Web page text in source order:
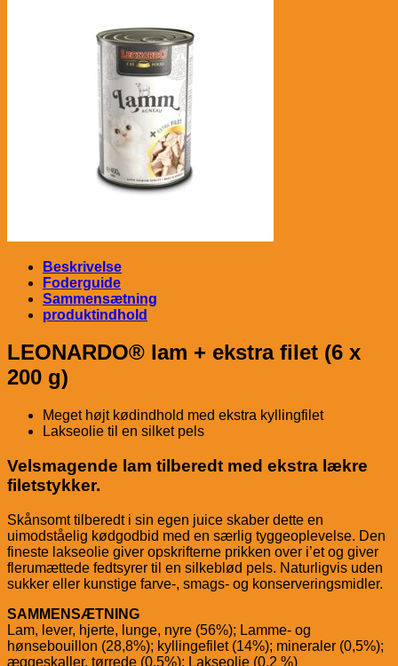
Beskrivelse
Foderguide
Sammensætning
produktindhold
LEONARDO® lam + ekstra filet (6 x
200 g)
Meget højt kødindhold med ekstra kyllingfilet
Lakseolie til en silket pels
Velsmagende lam tilberedt med ekstra lækre
filetstykker.
Skånsomt tilberedt i sin egen juice skaber dette en
uimodståelig kødgodbid med en særlig tyggeoplevelse. Den
fineste lakseolie giver opskrifterne prikken over i’et og giver
flerumættede fedtsyrer til en silkeblød pels. Naturligvis uden
sukker eller kunstige farve-, smags- og konserveringsmidler.
SAMMENSÆTNING
Lam, lever, hjerte, lunge, nyre (56%); Lamme- og
hønsebouillon (28,8%); kyllingefilet (14%); mineraler (0,5%);
æggeskaller, tørrede (0,5%); Lakseolie (0,2 %)